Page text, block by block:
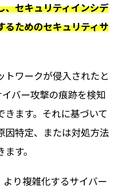
、セキュリティインシデ
るためのセキュリティサ
トワークが侵入されたと
イバー攻撃の痕跡を検知
きます。それに基づいて
因特定、または対処方法
す。
り複雑化するサイバー